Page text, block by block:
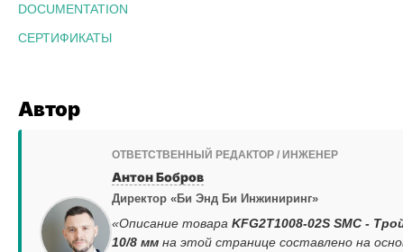
DOCUMENTATION
СЕРТИФИКАТЫ
Автор
ОТВЕТСТВЕННЫЙ РЕДАКТОР / ИНЖЕНЕР
Антон Бобров
Директор «Би Энд Би Инжиниринг»
«Описание товара KFG2T1008-02S SMC -
10/8 мм на этой странице составлено на